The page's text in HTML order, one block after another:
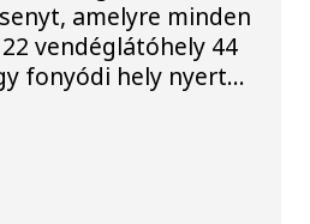
amelyre minden
vendéglátóhely 44
fonyódi hely nyert...